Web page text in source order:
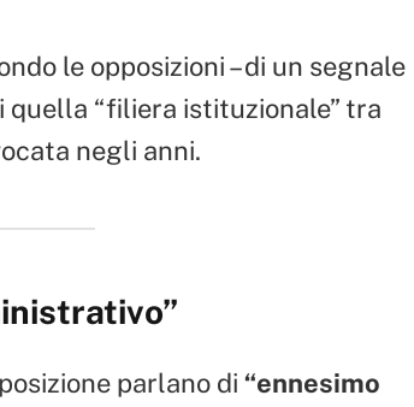
le opposizioni – di un segnale
quella “filiera istituzionale” tra
negli anni.
parlano di “ennesimo